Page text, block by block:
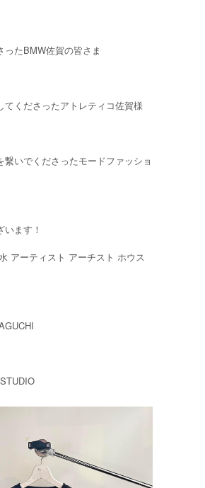
ったBMW佐賀の皆さま
てくださったアトレティコ佐賀様
繋いでくださったモードファッショ
ます！
アーティスト アーチスト ホウス